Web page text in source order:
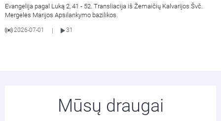
Evangelija pagal Luką 2, 41 - 52. Transliacija iš Žemaičių Kalvarijos Švč.
Mergelės Marijos Apsilankymo bazilikos.
2026-07-01 31
Mūsų draugai